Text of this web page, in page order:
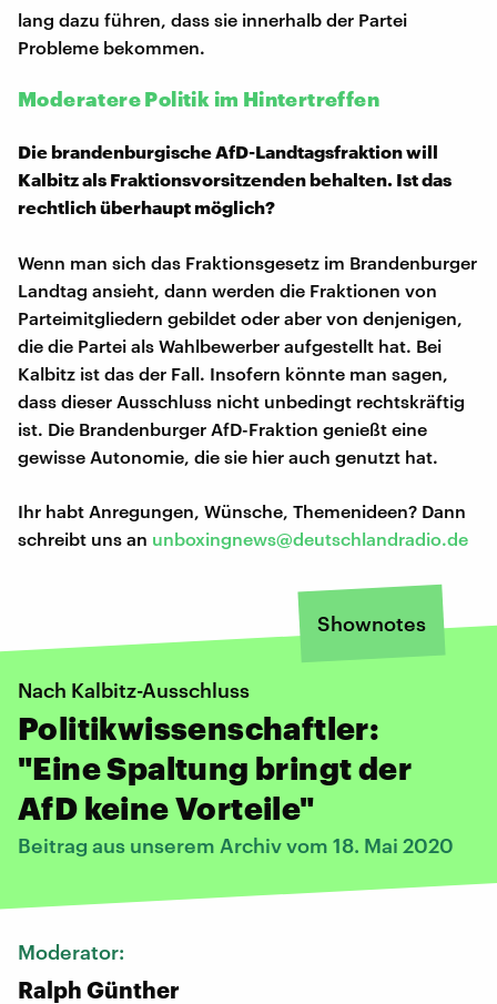
lang dazu führen, dass sie innerhalb der Partei
Probleme bekommen.
Moderatere Politik im Hintertreffen
Die brandenburgische AfD-Landtagsfraktion will
Kalbitz als Fraktionsvorsitzenden behalten. Ist das
rechtlich überhaupt möglich?
Wenn man sich das Fraktionsgesetz im Brandenburger
Landtag ansieht, dann werden die Fraktionen von
Parteimitgliedern gebildet oder aber von denjenigen,
die die Partei als Wahlbewerber aufgestellt hat. Bei
Kalbitz ist das der Fall. Insofern könnte man sagen,
dass dieser Ausschluss nicht unbedingt rechtskräftig
ist. Die Brandenburger AfD-Fraktion genießt eine
gewisse Autonomie, die sie hier auch genutzt hat.
Ihr habt Anregungen, Wünsche, Themenideen? Dann
schreibt uns an unboxingnews@deutschlandradio.de
Shownotes
Nach Kalbitz-Ausschluss
Politikwissenschaftler:
"Eine Spaltung bringt der
AfD keine Vorteile"
Beitrag aus unserem Archiv vom 18. Mai 2020
Moderator:
Ralph Günther